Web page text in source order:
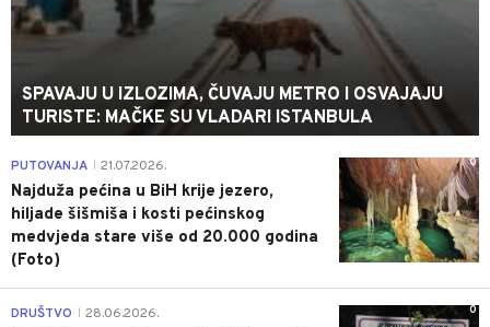
SPAVAJU U IZLOZIMA, ČUVAJU METRO I OSVAJAJU
TURISTE: MAČKE SU VLADARI ISTANBULA
0
PUTOVANJA 21.07.2026.
Najduža pećina u BiH krije jezero,
hiljade šišmiša i kosti pećinskog
medvjeda stare više od 20.000 godina
(Foto)
0
DRUŠTVO 28.06.2026.